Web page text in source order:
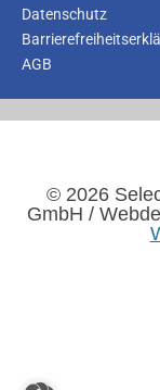
Datenschutz
AGB
© 2026
GmbH /